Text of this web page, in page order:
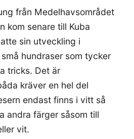
från Medelhavsområdet
kom senare till Kuba
sin utveckling i
hundraser som tycker
tricks. Det är
kräver en hel del
endast finns i vitt så
andra färger såsom till
vit.